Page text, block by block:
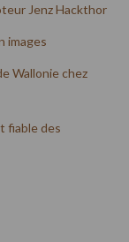
Jenz Hackthor
images
Wallonie chez
fiable des